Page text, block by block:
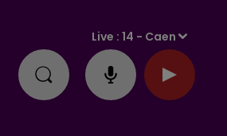
Live :14 - Caen